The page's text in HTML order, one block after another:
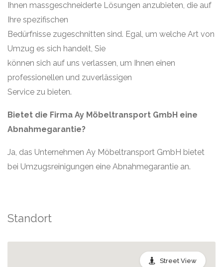
Ihnen massgeschneiderte Lösungen anzubieten, die auf
Ihre spezifischen
Bedürfnisse zugeschnitten sind. Egal, um welche Art von
Umzug es sich handelt, Sie
können sich auf uns verlassen, um Ihnen einen
professionellen und zuverlässigen
Service zu bieten.
Bietet die Firma Ay Möbeltransport GmbH eine
Abnahmegarantie?
Ja, das Unternehmen Ay Möbeltransport GmbH bietet
bei Umzugsreinigungen eine Abnahmegarantie an.
Standort
Street View